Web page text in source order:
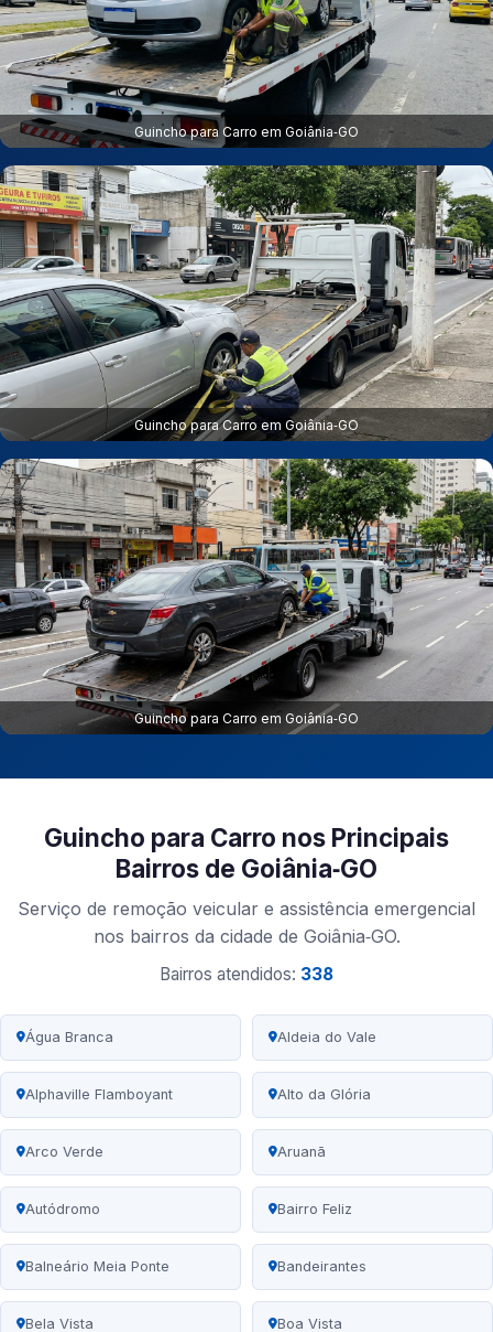
Guincho para Carro em Goiânia‑GO
Guincho para Carro em Goiânia‑GO
Guincho para Carro em Goiânia‑GO
Guincho para Carro nos Principais
Bairros de Goiânia‑GO
Serviço de remoção veicular e assistência emergencial
nos bairros da cidade de Goiânia‑GO.
Bairros atendidos: 338
Água Branca Aldeia do Vale
Alphaville Flamboyant Alto da Glória
Arco Verde Aruanã
Autódromo Bairro Feliz
Balneário Meia Ponte Bandeirantes
Bela Vista Boa Vista